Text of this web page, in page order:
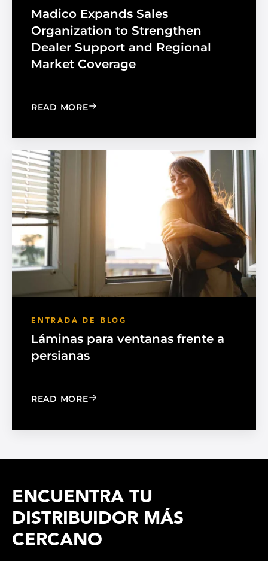
Madico Expands Sales
Organization to Strengthen
Dealer Support and Regional
Market Coverage
READ MORE: MADICO EXPANDS SALES
ENTRADA DE BLOG
Láminas para ventanas frente a
persianas
READ MORE: WINDOW FILM VS. WINDOW
ENCUENTRA TU
DISTRIBUIDOR MÁS
CERCANO